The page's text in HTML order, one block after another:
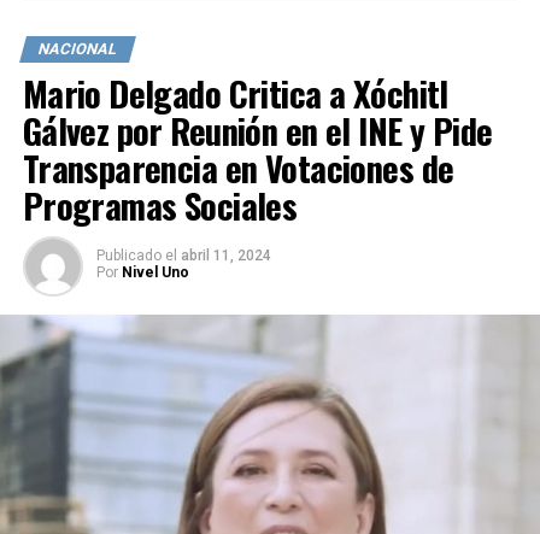
NACIONAL
Mario Delgado Critica a Xóchitl
Gálvez por Reunión en el INE y Pide
Transparencia en Votaciones de
Programas Sociales
Publicado el abril 11, 2024
Por Nivel Uno